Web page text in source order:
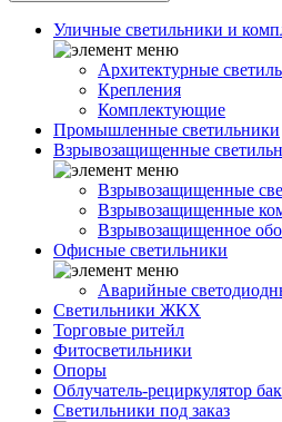
Уличные светильники и
Архитектурные
Крепления
Комплектующие
Промышленные светильники
Взрывозащищенные
Взрывозащищенные
Взрывозащищенные
Взрывозащищенное
Офисные светильники
Аварийные
Светильники ЖКХ
Торговые ритейл
Фитосветильники
Опоры
Облучатель-рециркулятор
Светильники под заказ